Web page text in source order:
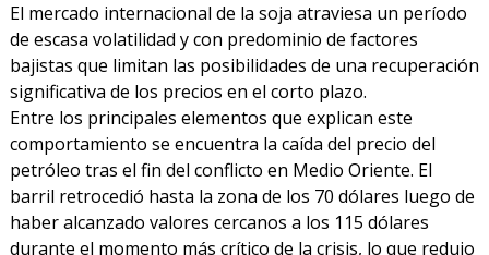
El mercado internacional de la soja atraviesa un período
de escasa volatilidad y con predominio de factores
bajistas que limitan las posibilidades de una recuperación
significativa de los precios en el corto plazo.
Entre los principales elementos que explican este
comportamiento se encuentra la caída del precio del
petróleo tras el fin del conflicto en Medio Oriente. El
barril retrocedió hasta la zona de los 70 dólares luego de
haber alcanzado valores cercanos a los 115 dólares
durante el momento más crítico de la crisis, lo que redujo